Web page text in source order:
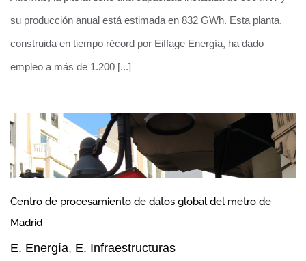
Galicia
Construcción de la Planta Solar
Extremadura
su producción anual está estimada en 832 GWh. Esta planta,
construida en tiempo récord por Eiffage Energía, ha dado
empleo a más de 1.200 [...]
Centro de procesamiento de datos global del metro de
Madrid
E. Energía, E. Infraestructuras